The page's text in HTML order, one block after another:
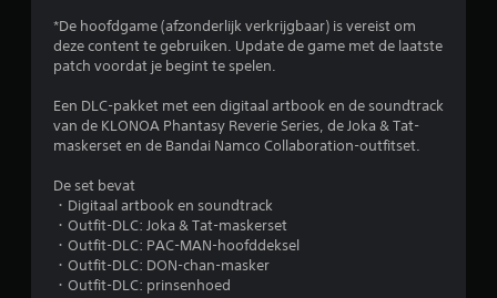
i
n
g
e
*De hoofdgame (afzonderlijk verkrijgbaar) is vereist om
deze content te gebruiken. Update de game met de laatste
patch voordat je begint te spelen.
Een DLC-pakket met een digitaal artbook en de soundtrack
van de KLONOA Phantasy Reverie Series, de Joka & Tat-
maskerset en de Bandai Namco Collaboration-outfitset.
De set bevat
・Digitaal artbook en soundtrack
・Outfit-DLC: Joka & Tat-maskerset
・Outfit-DLC: PAC-MAN-hoofddeksel
・Outfit-DLC: DON-chan-masker
・Outfit-DLC: prinsenhoed